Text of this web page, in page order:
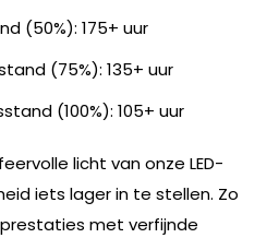
(50%): 175+ uur
(75%): 135+ uur
(100%): 105+ uur
licht van onze LED-
iets lager in te stellen. Zo
met verfijnde